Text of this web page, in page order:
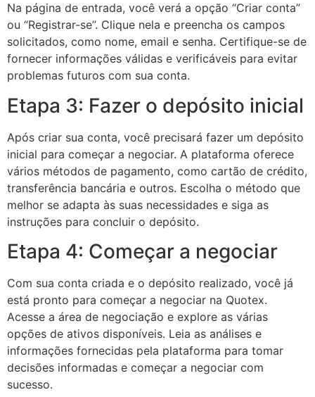
Na página de entrada, você verá a opção “Criar conta”
ou “Registrar-se”. Clique nela e preencha os campos
solicitados, como nome, email e senha. Certifique-se de
fornecer informações válidas e verificáveis para evitar
problemas futuros com sua conta.
Etapa 3: Fazer o depósito inicial
Após criar sua conta, você precisará fazer um depósito
inicial para começar a negociar. A plataforma oferece
vários métodos de pagamento, como cartão de crédito,
transferência bancária e outros. Escolha o método que
melhor se adapta às suas necessidades e siga as
instruções para concluir o depósito.
Etapa 4: Começar a negociar
Com sua conta criada e o depósito realizado, você já
está pronto para começar a negociar na Quotex.
Acesse a área de negociação e explore as várias
opções de ativos disponíveis. Leia as análises e
informações fornecidas pela plataforma para tomar
decisões informadas e começar a negociar com
sucesso.